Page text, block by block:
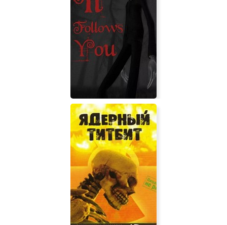
The Classrooms
It follows you